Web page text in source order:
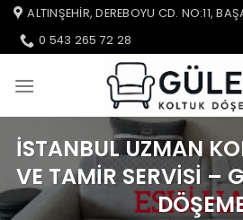
İçeriğe
atla
ALTINŞEHIR, DEREBOYU CD. NO:11,
0 543 265 72 28
İSTANBUL UZMAN
VE TAMIR SERVISI –